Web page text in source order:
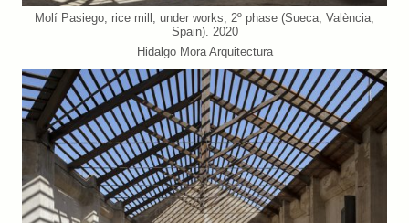
Molí Pasiego, rice mill, under works, 2º phase (Sueca, València,
Spain). 2020
Hidalgo Mora Arquitectura